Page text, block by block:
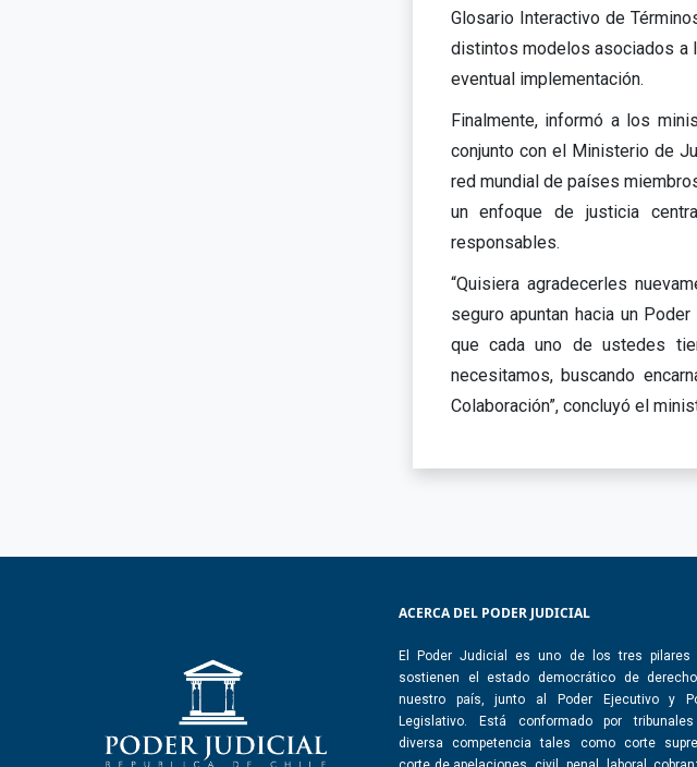
Glosario Interactivo de
distintos modelos asociados a
eventual implementación.
Finalmente, informó a los
conjunto con el Ministerio de
red mundial de países
un enfoque de justicia
responsables.
“Quisiera agradecerles
seguro apuntan hacia un
que cada uno de ustedes
necesitamos, buscando
Colaboración”, concluyó el
ACERCA DEL PODER JUDICIAL
El Poder Judicial es uno de los tres pilares
sostienen el estado democrático de
nuestro país, junto al Poder Ejecutivo y
Legislativo. Está conformado por
diversa competencia tales como corte